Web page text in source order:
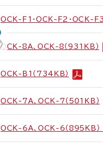
OCK-F1・OCK-F2・OCK-
OCK-8A、OCK-8（931KB）
OCK-B1（734KB）
OCK-7A、OCK-7（501KB）
OCK-6A、OCK-6（895KB）